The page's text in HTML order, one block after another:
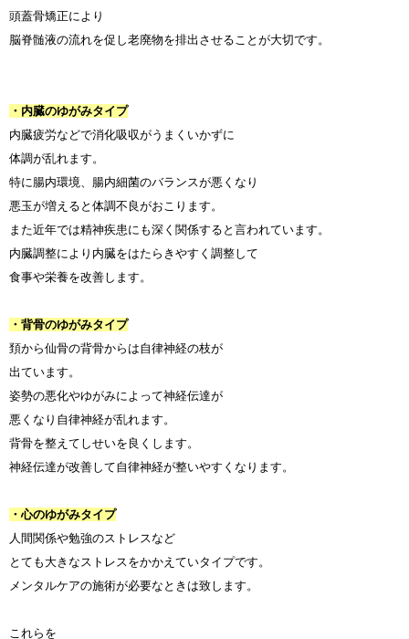
頭蓋骨矯正により
脳脊髄液の流れを促し老廃物を排出させることが大切です。
・内臓のゆがみタイプ
内臓疲労などで消化吸収がうまくいかずに
体調が乱れます。
特に腸内環境、腸内細菌のバランスが悪くなり
悪玉が増えると体調不良がおこります。
また近年では精神疾患にも深く関係すると言われています。
内臓調整により内臓をはたらきやすく調整して
食事や栄養を改善します。
・背骨のゆがみタイプ
頚から仙骨の背骨からは自律神経の枝が
出ています。
姿勢の悪化やゆがみによって神経伝達が
悪くなり自律神経が乱れます。
背骨を整えてしせいを良くします。
神経伝達が改善して自律神経が整いやすくなります。
・心のゆがみタイプ
人間関係や勉強のストレスなど
とても大きなストレスをかかえていタイプです。
メンタルケアの施術が必要なときは致します。
これらを